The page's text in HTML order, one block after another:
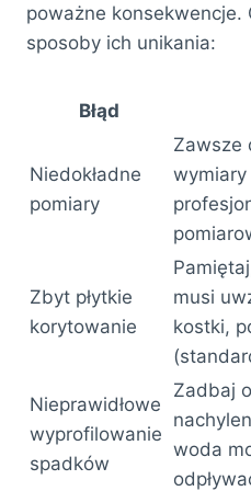
poważne konsekwencje.
sposoby ich unikania:
Błąd
Niedokładne
pomiary
Zawsze
Zbyt płytkie
korytowanie
musi
kostki,
Nieprawidłowe
wyprofilowanie
spadków
Zadbaj
woda